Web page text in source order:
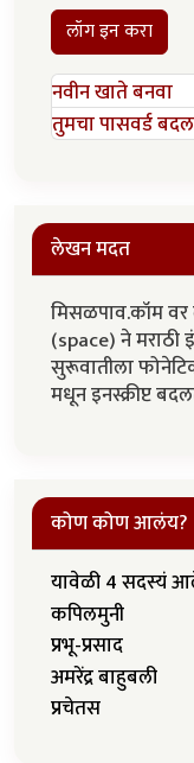
लॉग इन करा
नवीन खाते बनवा
तुमचा पासवर्ड
लेखन मदत
मिसळपाव.कॉम
(space) ने मराठी
सुरूवातीला
मधून इनस्क्रीप्ट
कोण कोण आलंय?
यावेळी 4 सदस्यं
कपिलमुनी
प्रभू-प्रसाद
अमरेंद्र बाहुबली
प्रचेतस